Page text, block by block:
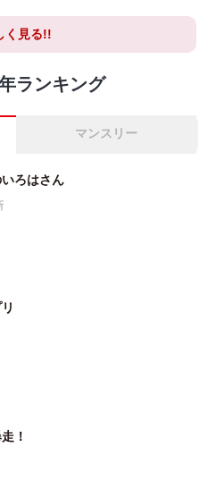
く見る!!
ランキング
マンスリー
ろはさん
！